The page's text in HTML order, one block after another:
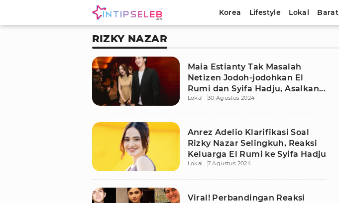
Korea Lifestyle Lokal Barat
RIZKY NAZAR
Maia Estianty Tak Masalah
Netizen Jodoh-jodohkan El
Rumi dan Syifa Hadju, Asalkan...
Lokal 30 Agustus 2024
Anrez Adelio Klarifikasi Soal
Rizky Nazar Selingkuh, Reaksi
Keluarga El Rumi ke Syifa Hadju
Lokal 7 Agustus 2024
Viral! Perbandingan Reaksi